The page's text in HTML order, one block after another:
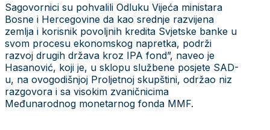
Sagovornici su pohvalili Odluku Vijeća ministara
Bosne i Hercegovine da kao srednje razvijena
zemlja i korisnik povoljnih kredita Svjetske banke u
svom procesu ekonomskog napretka, podrži
razvoj drugih država kroz IPA fond”, naveo je
Hasanović, koji je, u sklopu službene posjete SAD-
u, na ovogodišnjoj Proljetnoj skupštini, održao niz
razgovora i sa visokim zvaničnicima
Međunarodnog monetarnog fonda MMF.